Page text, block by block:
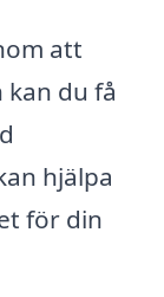
att
du få
hjälpa
för din